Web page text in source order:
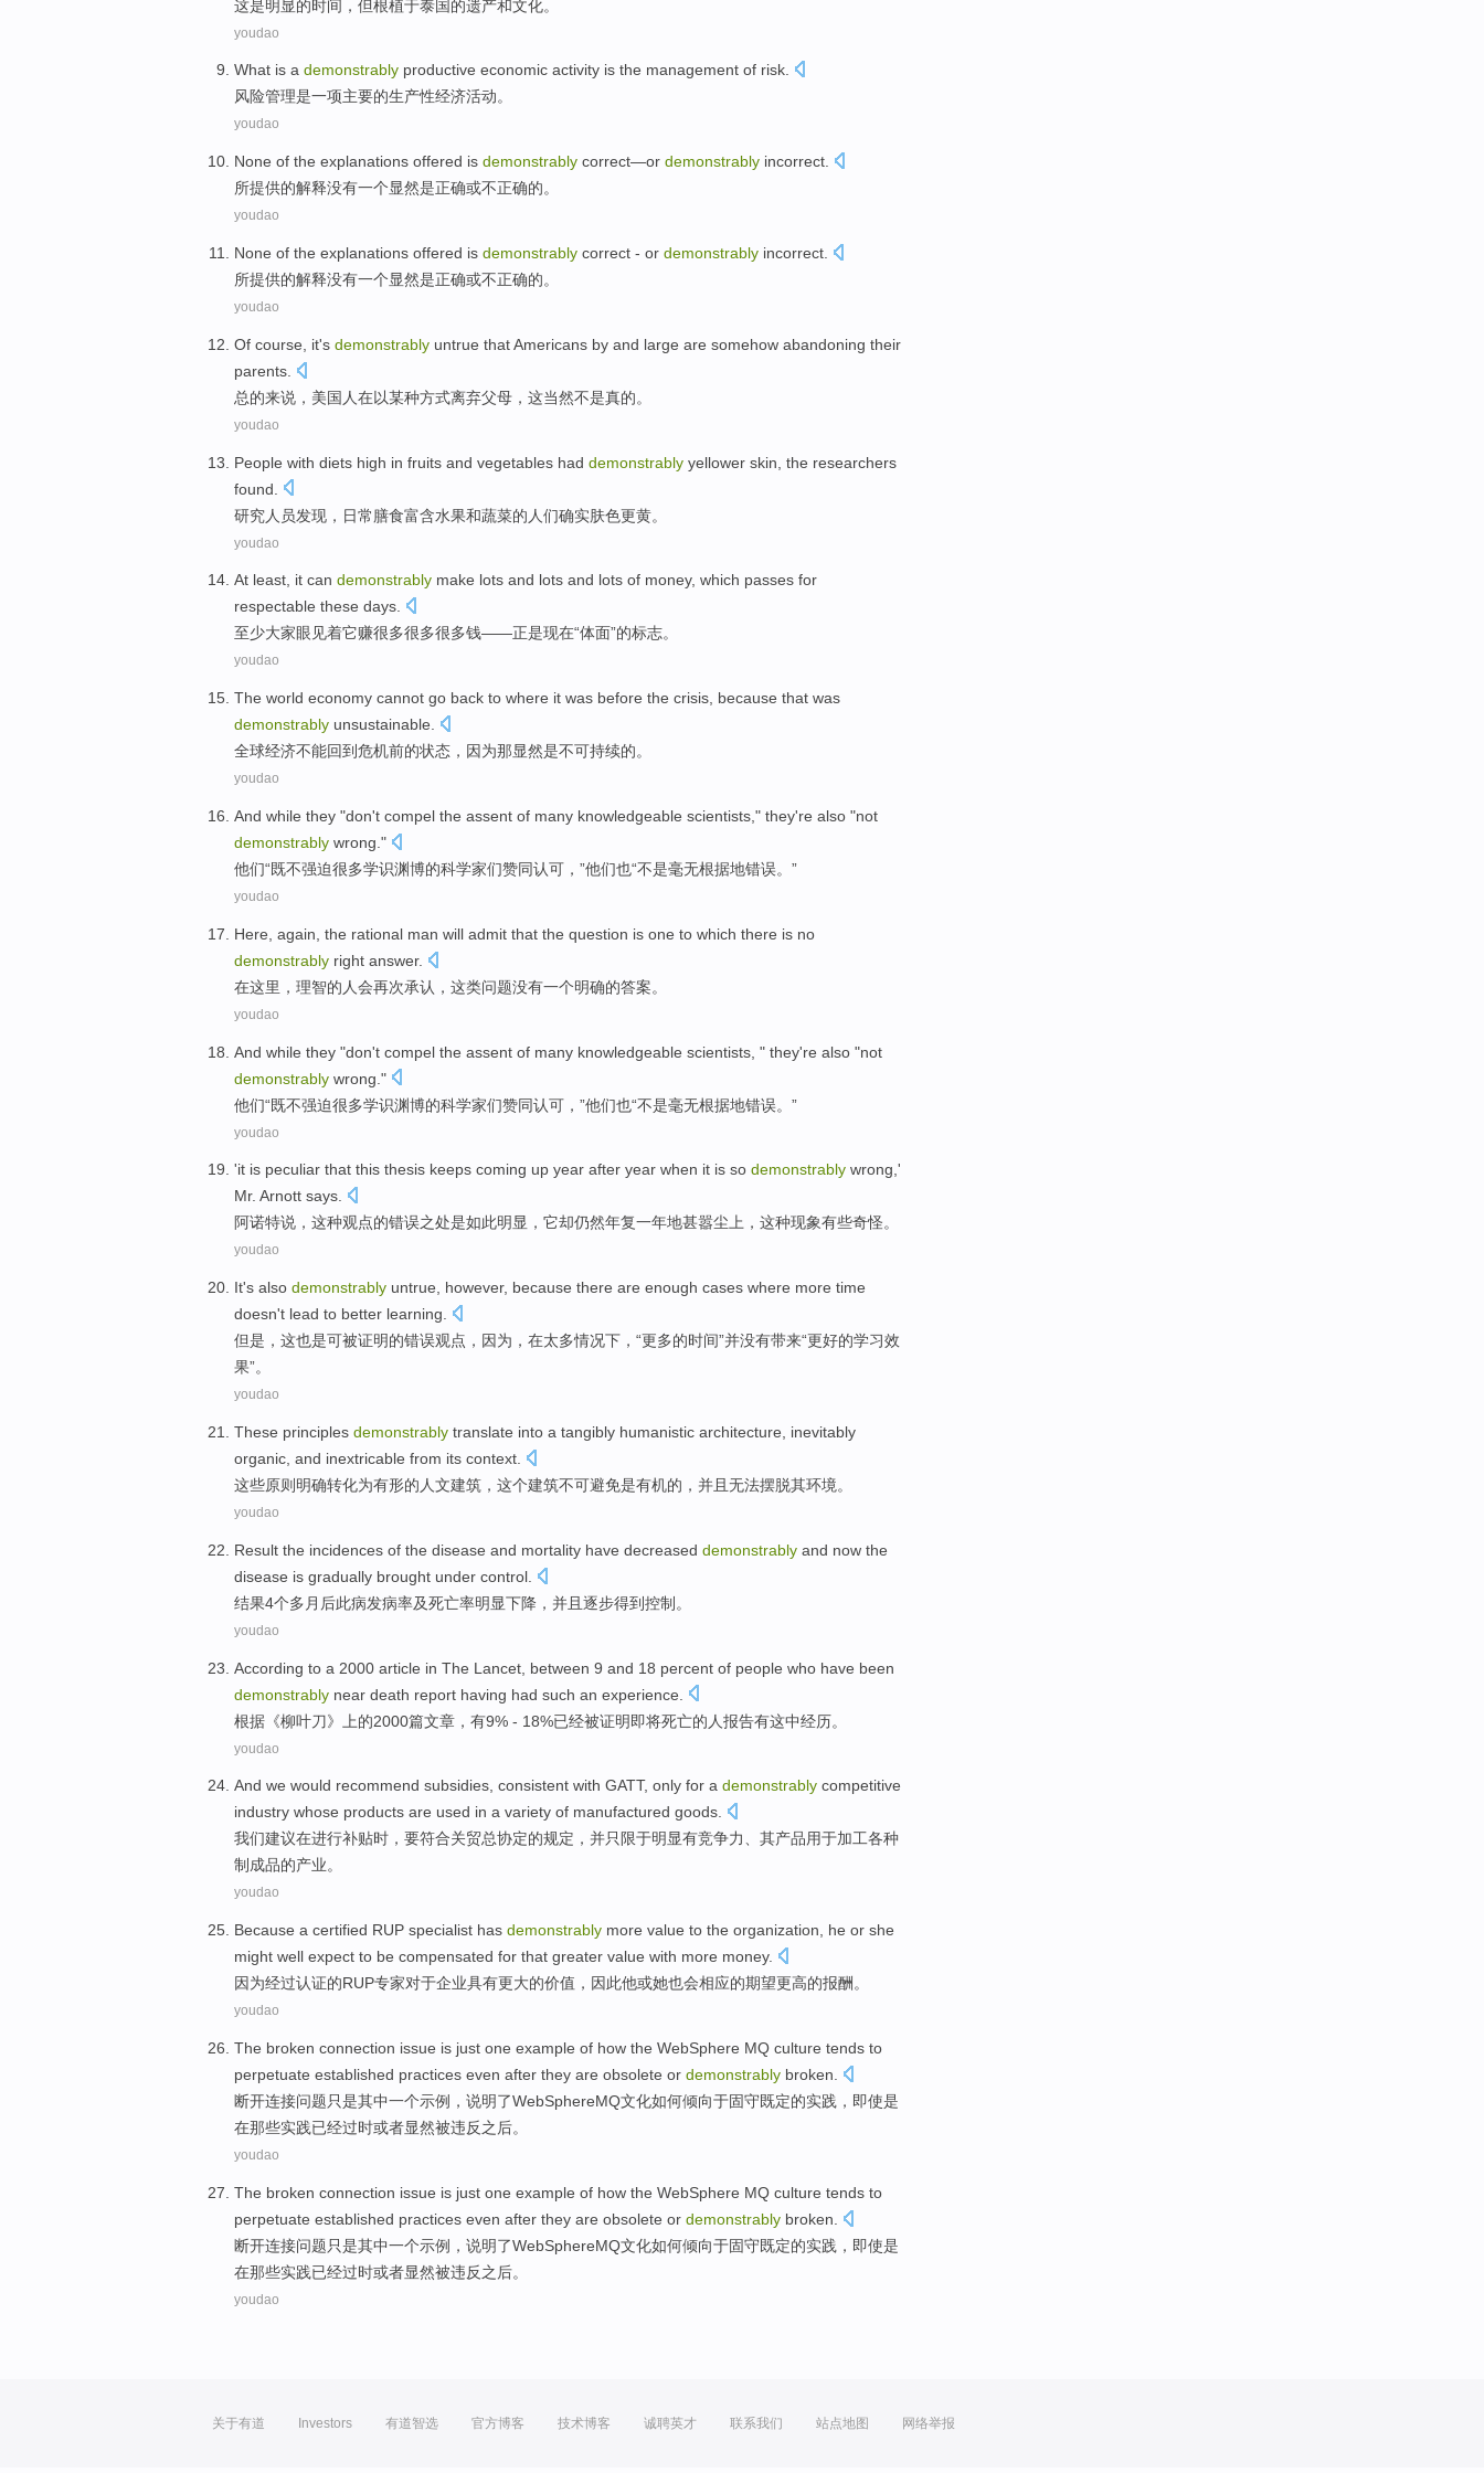
这是明显的时间 ， 但根植于泰国 的遗产和文化。
youdao
What is a demonstrably productive economic activity is the management of risk.
风险管理是一项主要的生产性经济活动。
youdao
None of the explanations offered is demonstrably correct—or demonstrably incorrect
所提供的解释没有一个显然是正确或不正确的。
youdao
None of the explanations offered is demonstrably correct - or demonstrably incorrect.
所提供的解释没有一个显然是正确或不正确的。
youdao
Of course it's demonstrably untrue thatAmericans by and large are somehow abandoning their
parents
总的来说 ， 美国人在以某种方式离弃父母 ， 这当然不是真的。
youdao
People with diets high in fruits and vegetables had demonstrably yellower skin the researchers
found
研究人员发现， 日常膳食富含水果和蔬菜的 人们确实肤色更黄。
youdao
At least, it can demonstrably make lots and lots and lots of money, which passes for
respectable these days.
至少大家眼见着它赚很多很多很多钱——正是现在“体面”的标志。
youdao
The world economy cannot go back to where it was before the crisis because that was
demonstrably unsustainable
全球经济不能回到危机前的状态， 因为那显然是不可持续的。
youdao
And while they "don't compel the assent of many knowledgeable scientists ," they're also "not
demonstrably wrong ."
他们“既不强迫很多学识渊博的科学家们赞同认可，”他们也“不是毫无根据地错误。”
youdao
Here again the rational man will admit that the question is one to which there is no
demonstrably right answer.
在这里 ， 理智的 人会再次承认 ， 这类问题没有一个明确的答案。
youdao
And while they "don't compel the assent of many knowledgeable scientists , " they're also "not
demonstrably wrong ."
他们“既不强迫很多学识渊博的科学家们赞同认可，”他们也“不是毫无根据地错误。”
youdao
'it is peculiar that this thesis keeps coming up year after year when it is so demonstrably wrong,'
Mr. Arnott says.
阿诺特说， 这种观点的错误之处是如此明显 ， 它却仍然年复一年地甚嚣尘上 ，这种现象有些奇怪。
youdao
It's also demonstrably untrue, however, because there are enough cases where more time
doesn't lead to better learning
但是 ， 这也是可被证明的错误观点， 因为 ，在太多情况下，“更多的时间”并没有带来“更好的学习效
果”。
youdao
These principles demonstrably translate into a tangibly humanistic architecture
inevitably
organic and inextricable from its context
这些原则 明确转化为有形的 人文建筑 ，这个建筑不可避免是有机的， 并且 无法摆脱其环境。
youdao
Result the incidences of the disease and mortality have decreased demonstrably and now the
disease is gradually brought under control
结果4个多月 后此病发病率及死亡率明显下降 ， 并且 逐步得到控制。
youdao
According to a 2000 article in The Lancet , between 9 and 18 percent of people who have been
demonstrably near death report having had such an experience
根据 《柳叶刀》上的2000篇文章 ， 有9% - 18%已经被证明即将死亡的 人报告有这中经历。
youdao
And we would recommend subsidies, consistent with GATT, only for a demonstrably competitive
industry whose products are used in a variety of manufactured goods.
我们建议在进行补贴时 ，要符合关贸总协定的规定，并只限于明显有竞争力、 其产品用于加工各种
制成品的产业。
youdao
Because a certified RUP specialist has demonstrably more value to the organization he or she
might well expect to be compensated for that greater value with more money.
因为经过认证的RUP专家对于企业具有更大的价值 ，因此他或她也会相应的期望更高的报酬 。
youdao
The broken connection issue is just one example of how the WebSphere MQ culture tends to
perpetuate established practices even after they are obsolete or demonstrably broken
断开连接问题只是其中一个示例 ，说明了WebSphereMQ文化如何倾向于固守既定的实践 ， 即使是
在那些实践已经过时或者显然被违反之后。
youdao
The broken connection issue is just one example of how the WebSphere MQ culture tends to
perpetuate established practices even after they are obsolete or demonstrably broken
断开连接问题只是其中一个示例 ，说明了WebSphereMQ文化如何倾向于固守既定的实践 ， 即使是
在那些实践已经过时或者显然被违反之后。
youdao
关于有道 Investors 有道智选 官方博客 技术博客 诚聘英才 联系我们 站点地图 网络举报